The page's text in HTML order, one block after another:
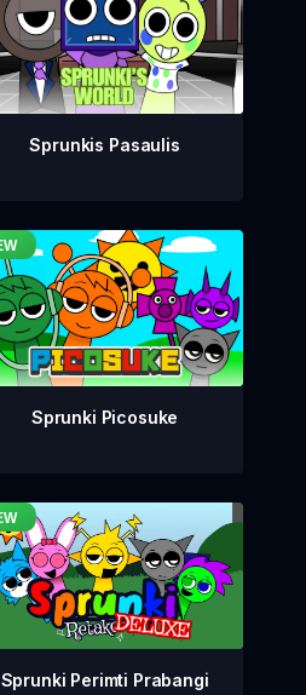
Sprunkis Pasaulis
Sprunki Picosuke
Sprunki Perimti Prabangi